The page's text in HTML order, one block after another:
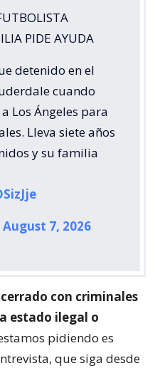
PIDE AYUDA
detenido en el
cuando
Los Ángeles para
Lleva siete años
y su familia
August 7, 2026
con criminales
estado ilegal o
pidiendo es
que siga desde